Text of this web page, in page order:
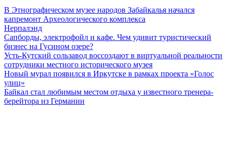
В Этнографическом музее народов Забайкалья начался
капремонт Археологического комплекса
Нерпалэнд
Сапборды, электрофойл и кафе. Чем удивит туристический
бизнес на Гусином озере?
Усть-Кутский сользавод воссоздают в виртуальной реальности
сотрудники местного исторического музея
Новый мурал появился в Иркутске в рамках проекта «Голос
улиц»
Байкал стал любимым местом отдыха у известного тренера-
берейтора из Германии